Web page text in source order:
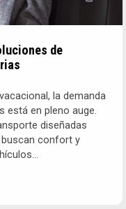
de
la demanda
está en pleno auge.
diseñadas
confort y